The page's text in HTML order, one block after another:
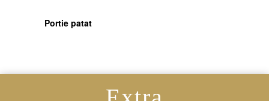
Portie patat